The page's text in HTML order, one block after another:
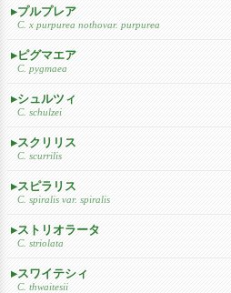
プルプレア
C. x purpurea nothovar. purpurea
ピグマエア
C. pygmaea
シュルツィ
C. schulzei
スクリリス
C. scurrilis
スピラリス
C. spiralis var. spiralis
ストリオラータ
C. striolata
スワイテシィ
C. thwaitesii